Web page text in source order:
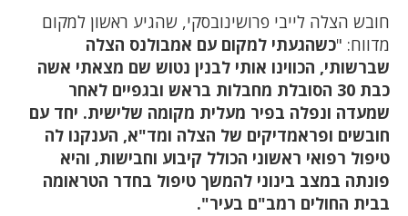
חובש הצלה לייבי פרושינובסקי, שהגיע ראשון למקום
מדווח: "כשהגעתי למקום עם אמבולנס הצלה
שברשותי, הכווינו אותי לבנין נטוש שם מצאתי אשה
כבת 30 הסובלת מחבלות בראש ובגפיים לאחר
שמעדה ונפלה בפיר מעלית מקומה שלישית. יחד עם
חובשים ופראמדיקים של הצלה ומד"א, הענקנו לה
טיפול רפואי ראשוני הכולל קיבוע וחבישות, והיא
פונתה במצב בינוני להמשך טיפול בחדר הטראומה
בבית החולים רמב"ם בעיר".